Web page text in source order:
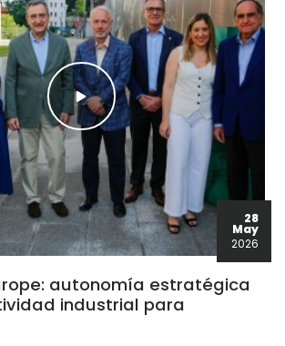
28
May
2026
autonomía estratégica
industrial para